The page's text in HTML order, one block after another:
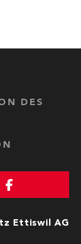
Ettiswil AG
DES